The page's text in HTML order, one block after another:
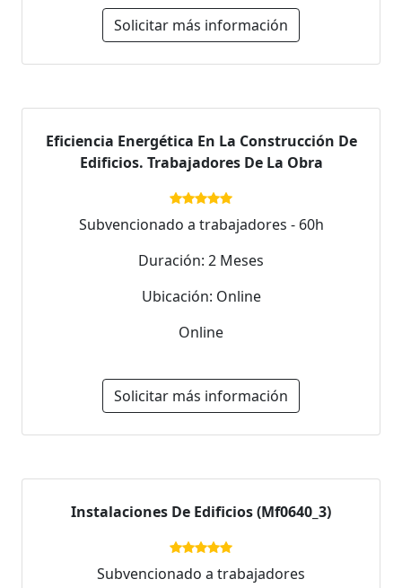
Solicitar más información
Eficiencia Energética En La Construcción De
Edificios. Trabajadores De La Obra
Subvencionado a trabajadores - 60h
Duración: 2 Meses
Ubicación: Online
Online
Solicitar más información
Instalaciones De Edificios (Mf0640_3)
Subvencionado a trabajadores